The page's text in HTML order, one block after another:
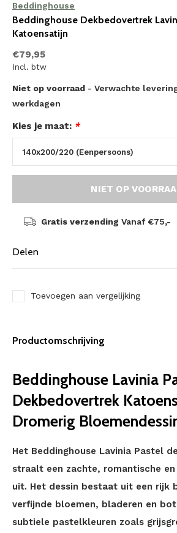
Beddinghouse
Beddinghouse Dekbedovertrek
Katoensatijn
€79,95
Incl. btw
Niet op voorraad - Verwachte
werkdagen
Kies je maat: *
NIET OP
Gratis verzending Vanaf €75,-
Delen
Toevoegen aan vergelijking
Productomschrijving
Beddinghouse Lavinia
Dekbedovertrek
Dromerig
Het Beddinghouse Lavinia Pastel
straalt een zachte, romantische
uit. Het dessin bestaat uit een rijk
verfijnde bloemen, bladeren en
subtiele pastelkleuren zoals